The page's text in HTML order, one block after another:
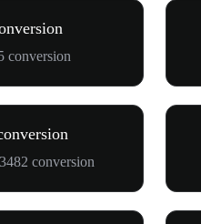
conversion
conversion